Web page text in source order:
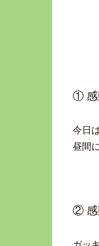
① 感
今日
昼間
② 感